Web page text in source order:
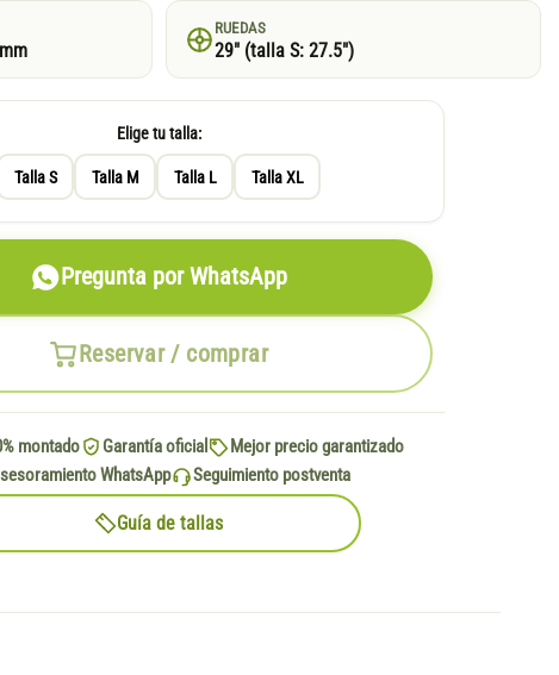
RUEDAS
29″ (talla S: 27.5″)
Elige tu talla:
Talla S Talla M Talla L Talla XL
Reservar / comprar
Pregunta por WhatsApp
montado Garantía oficial
Mejor precio garantizado
WhatsApp
Seguimiento postventa
Guía de tallas